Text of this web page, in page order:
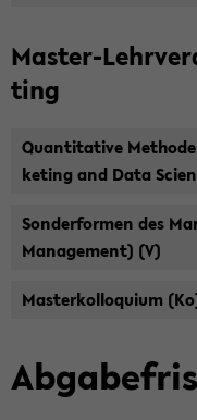
Master-​
ting
Quan­ti­ta­ti­ve
ke­ting and Data
Son­der­for­men des
Ma­nage­ment) (V)
Mas­ter­kol­lo­qui­um